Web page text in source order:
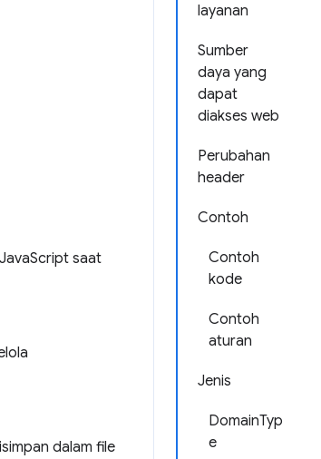
layanan
Sumber
daya yang
dapat
diakses web
Perubahan
header
Contoh
Contoh
kode
Contoh
aturan
Jenis
DomainTyp
e
saat
dalam file